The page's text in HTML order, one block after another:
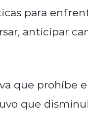
para
anticipar
que prohíbe
que